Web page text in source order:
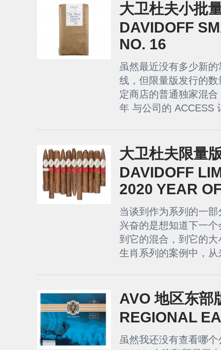
大卫杜夫小批
DAVIDOFF
NO. 16
虽然最近没有多少新
线，但限量版发行的
定商店的普通独家混
年 与公司的 ACCESS
大卫杜夫限量
DAVIDOFF
2020 YEAR
当谈到作为系列的一
兴奋的是想知道下一
到它的混合，到它的
生肖系列的案例中，
AVO 地区东部
REGIONAL
虽然我还没有查看哪